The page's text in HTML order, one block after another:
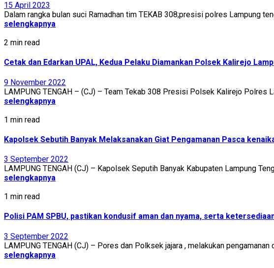
15 April 2023
Dalam rangka bulan suci Ramadhan tim TEKAB 308;presisi polres Lampung
selengkapnya
2 min read
Cetak dan Edarkan UPAL, Kedua Pelaku Diamankan Polsek Kalirejo
9 November 2022
LAMPUNG TENGAH – (CJ) – Team Tekab 308 Presisi Polsek Kalirejo Polres
selengkapnya
1 min read
Kapolsek Sebutih Banyak Melaksanakan Giat Pengamanan Pasca
3 September 2022
LAMPUNG TENGAH (CJ) – Kapolsek Seputih Banyak Kabupaten Lampung
selengkapnya
1 min read
Polisi PAM SPBU, pastikan kondusif aman dan nyama, serta
3 September 2022
LAMPUNG TENGAH (CJ) – Pores dan Polksek jajara , melakukan pengamanan
selengkapnya